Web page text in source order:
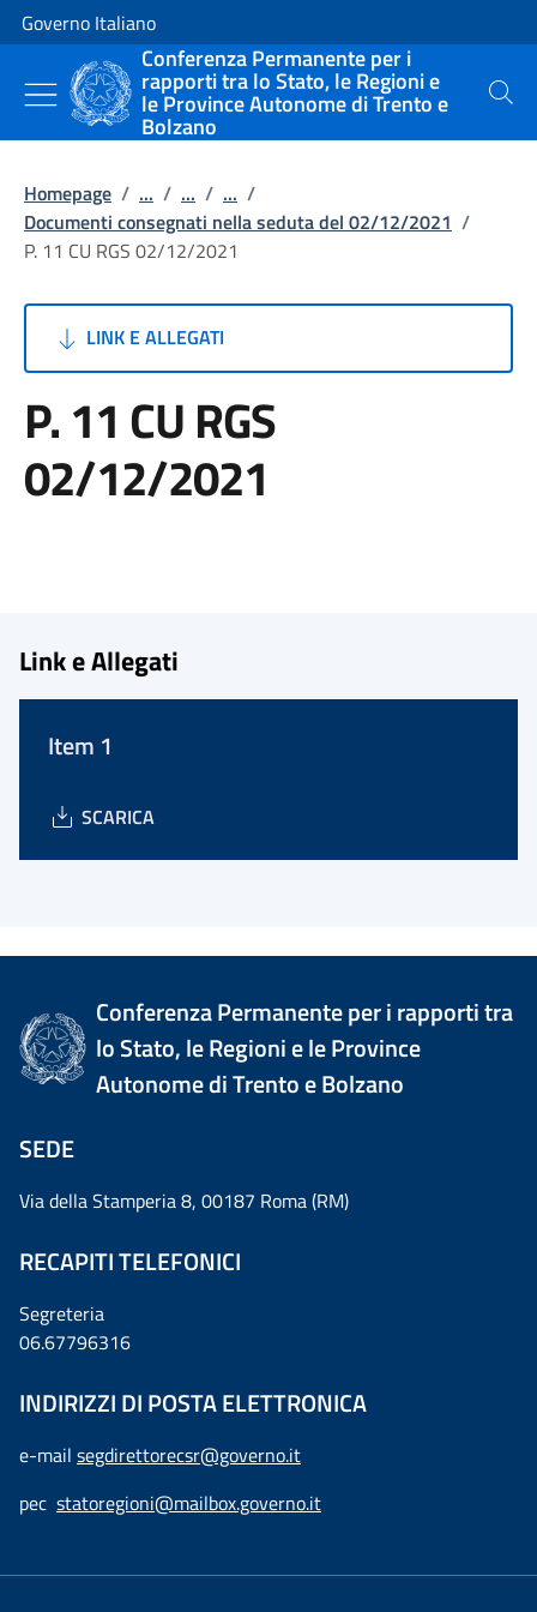
Vai al contenuto
Vai alla navigazione del sito
Governo Italiano
Conferenza Permanente per i
rapporti tra lo Stato, le Regioni e
le Province Autonome di Trento e
Bolzano
Cerca
Homepage / ... / ... / ... /
Documenti consegnati nella seduta del 02/12/2021 /
P. 11 CU RGS 02/12/2021
LINK E ALLEGATI
P. 11 CU RGS
02/12/2021
Link e Allegati
Item 1
SCARICA
Conferenza Permanente per i rapporti tra
lo Stato, le Regioni e le Province
Autonome di Trento e Bolzano
SEDE
Via della Stamperia 8, 00187 Roma (RM)
RECAPITI TELEFONICI
Segreteria
06.67796316
INDIRIZZI DI POSTA ELETTRONICA
e-mail segdirettorecsr@governo.it
pec statoregioni@mailbox.governo.it